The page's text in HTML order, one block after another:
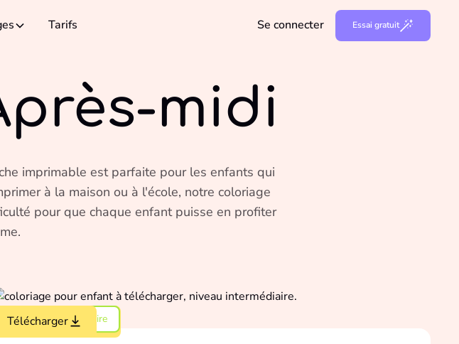
Tarifs Se connecter Essai gratuit
midi
imprimable est parfaite pour les enfants qui
à la maison ou à l'école, notre coloriage
pour que chaque enfant puisse en profiter
Colorier en ligne
Coloriage intermédiaire
Télécharger